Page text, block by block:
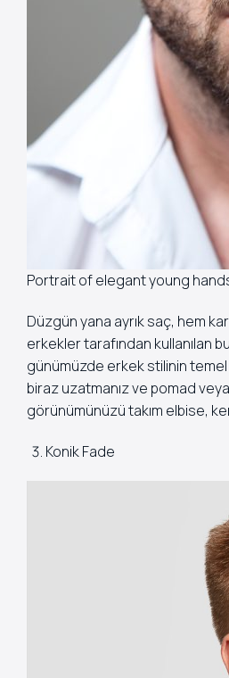
Portrait of elegant young
Düzgün yana ayrık saç, hem
erkekler tarafından kullanılan
günümüzde erkek stilinin
biraz uzatmanız ve pomad
görünümünüzü takım elbise,
Konik Fade